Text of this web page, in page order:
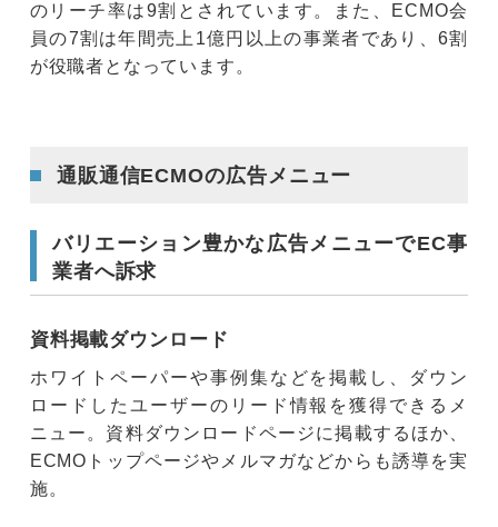
のリーチ率は9割とされています。また、ECMO会
員の7割は年間売上1億円以上の事業者であり、6割
が役職者となっています。
通販通信ECMOの広告メニュー
バリエーション豊かな広告メニューでEC事
業者へ訴求
資料掲載ダウンロード
ホワイトペーパーや事例集などを掲載し、ダウン
ロードしたユーザーのリード情報を獲得できるメ
ニュー。資料ダウンロードページに掲載するほか、
ECMOトップページやメルマガなどからも誘導を実
施。